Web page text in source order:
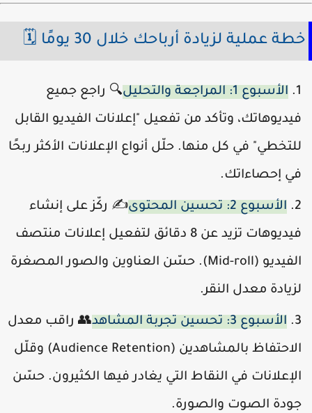
عملية لزيادة أرباحك خلال 30 يومًا 🗓️
الأسبوع 1: المراجعة والتحليل
🔍 راجع جميع
وتأكد من تفعيل "إعلانات الفيديو القابل
في كل منها. حلّل أنواع الإعلانات الأكثر ربحًا
إحصاءاتك.
الأسبوع 2: تحسين المحتوى
✍️ ركّز على إنشاء
فيديوهات تزيد عن 8 دقائق لتفعيل إعلانات منتصف
الفيديو (Mid-roll). حسّن العناوين والصور المصغرة
معدل النقر.
الأسبوع 3: تحسين تجربة المشاهد
👥 راقب معدل
الاحتفاظ بالمشاهدين (Audience Retention) وقلّل
في النقاط التي يغادر فيها الكثيرون. حسّن
الصوت والصورة.